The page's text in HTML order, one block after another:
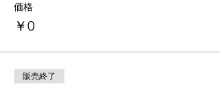
価格
￥0
販売終了